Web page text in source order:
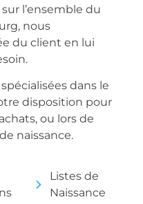
l’ensemble du
nous
du client en lui
dans le
disposition pour
ou lors de
naissance.
Listes de
Naissance